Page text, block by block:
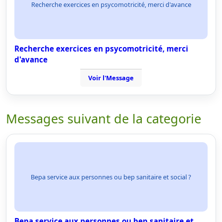
Recherche exercices en psycomotricité, merci d'avance
Recherche exercices en psycomotricité, merci
d'avance
Voir l'Message
Messages suivant de la categorie
Bepa service aux personnes ou bep sanitaire et social ?